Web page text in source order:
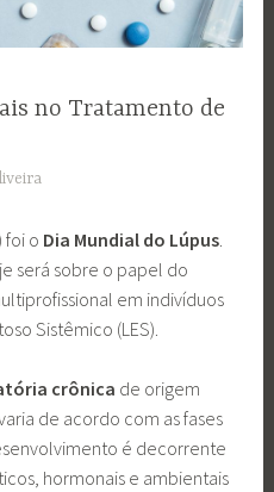
no Tratamento de
foi o Dia Mundial do Lúpus
será sobre o papel do
em indivíduos
Sistêmico (LES).
crônica de origem
de acordo com as fases
é decorrente
hormonais e ambientais